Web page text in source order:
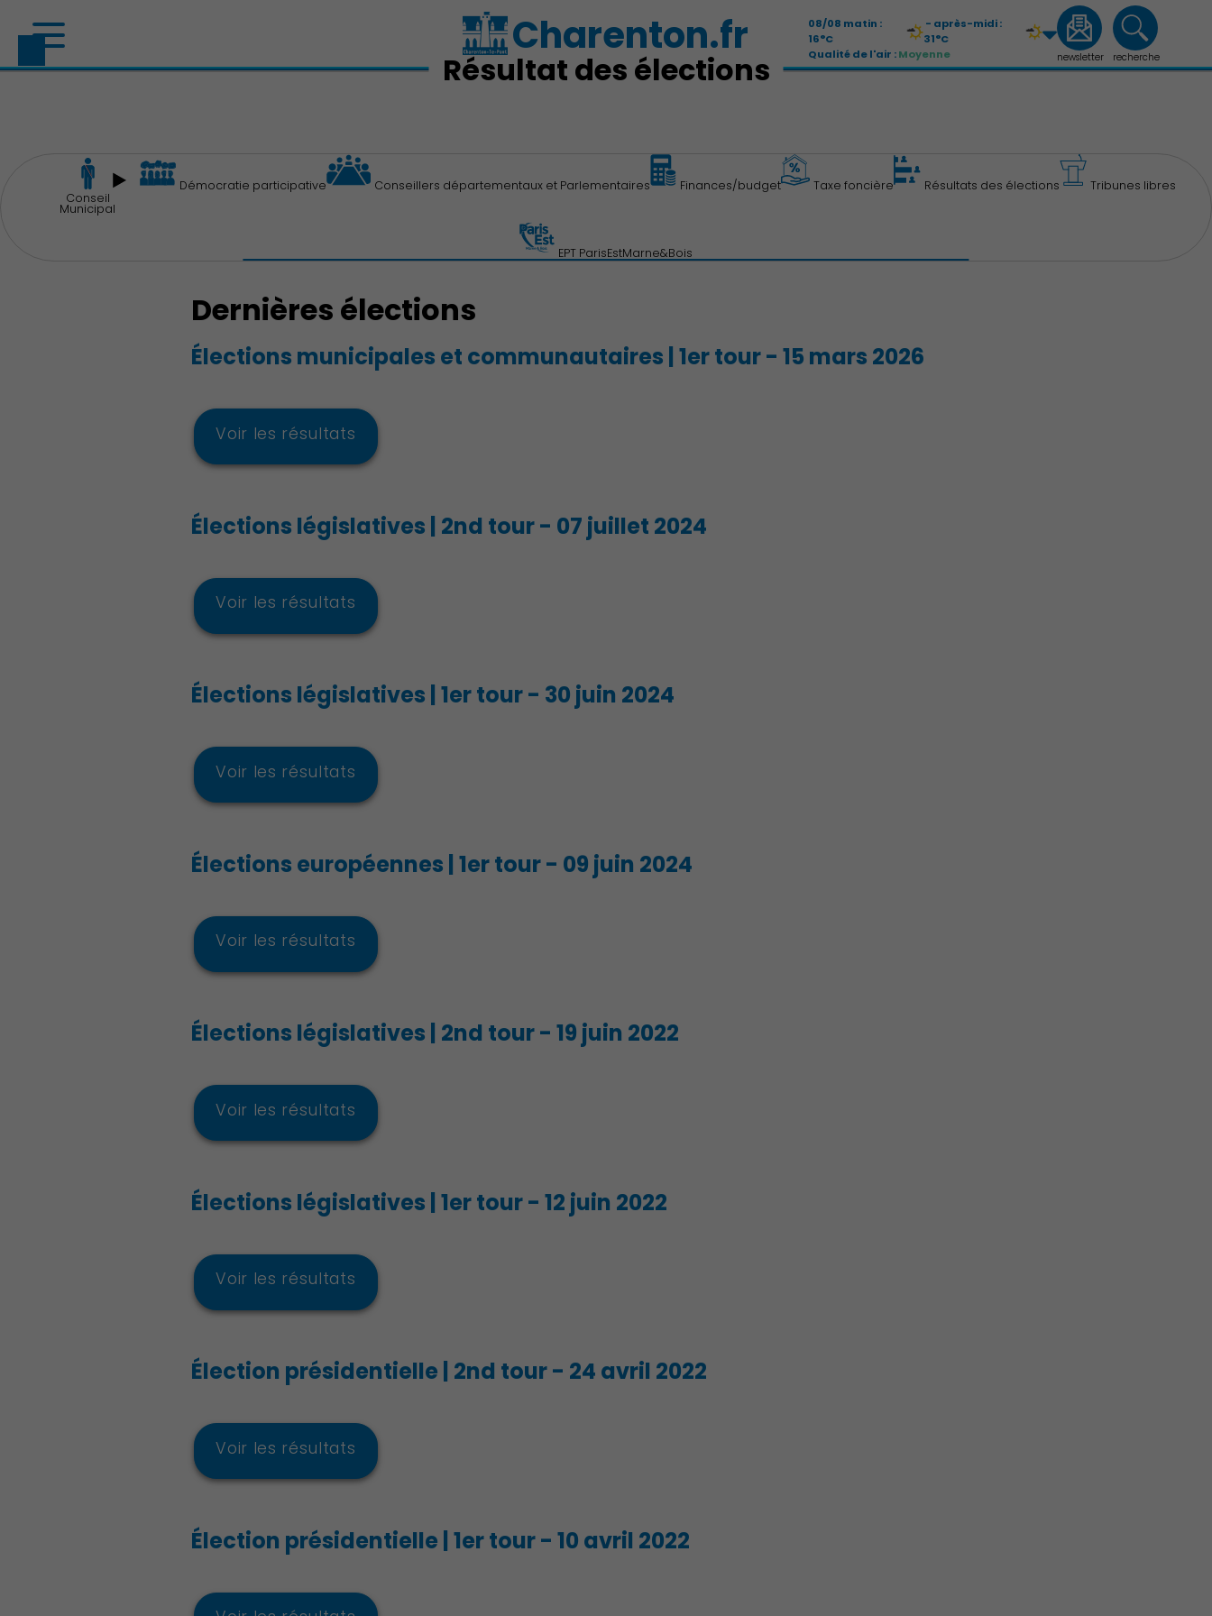
Charenton.fr
08/08 matin :
16°C
- après-midi :
31°C
Qualité de l'air :Moyenne
newsletter recherche
Résultat des élections
Conseil
Municipal
Démocratie participative Conseillers départementaux et Parlementaires Finances/budget Taxe foncière Résultats des élections Tribunes libres
EPT ParisEstMarne&Bois
Dernières élections
Élections municipales et communautaires | 1er tour - 15 mars 2026
Voir les résultats
Élections législatives | 2nd tour - 07 juillet 2024
Voir les résultats
Élections législatives | 1er tour - 30 juin 2024
Voir les résultats
Élections européennes | 1er tour - 09 juin 2024
Voir les résultats
Élections législatives | 2nd tour - 19 juin 2022
Voir les résultats
Élections législatives | 1er tour - 12 juin 2022
Voir les résultats
Élection présidentielle | 2nd tour - 24 avril 2022
Voir les résultats
Élection présidentielle | 1er tour - 10 avril 2022